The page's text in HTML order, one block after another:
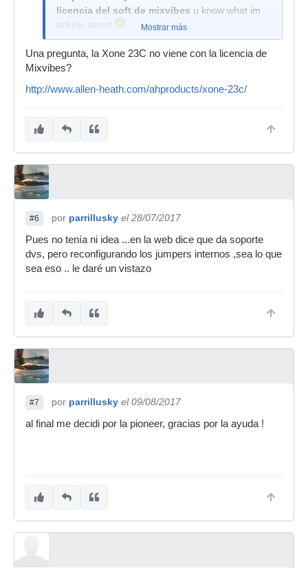
licencia del soft de mixvibes u know what im
talking about
Mostrar más
Una pregunta, la Xone 23C no viene con la licencia de
Mixvibes?
http://www.allen-heath.com/ahproducts/xone-23c/
#6 por parrillusky el 28/07/2017
Pues no tenía ni idea ...en la web dice que da soporte
dvs, pero reconfigurando los jumpers internos ,sea lo que
sea eso .. le daré un vistazo
#7 por parrillusky el 09/08/2017
al final me decidi por la pioneer, gracias por la ayuda !